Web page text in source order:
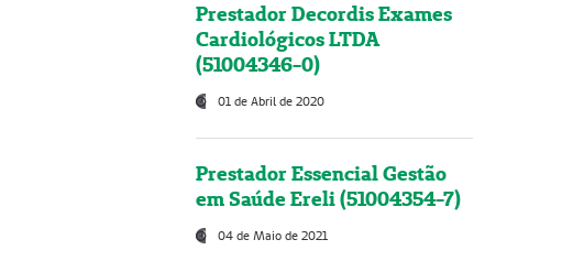
Prestador Decordis Exames
Cardiológicos LTDA
(51004346-0)
01 de Abril de 2020
Prestador Essencial Gestão
em Saúde Ereli (51004354-7)
04 de Maio de 2021